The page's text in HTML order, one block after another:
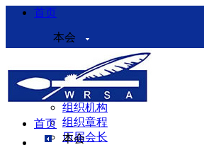
首页
本会
本会介绍
领导机构
理事会
组织机构
组织章程
历届会长
首页
本会